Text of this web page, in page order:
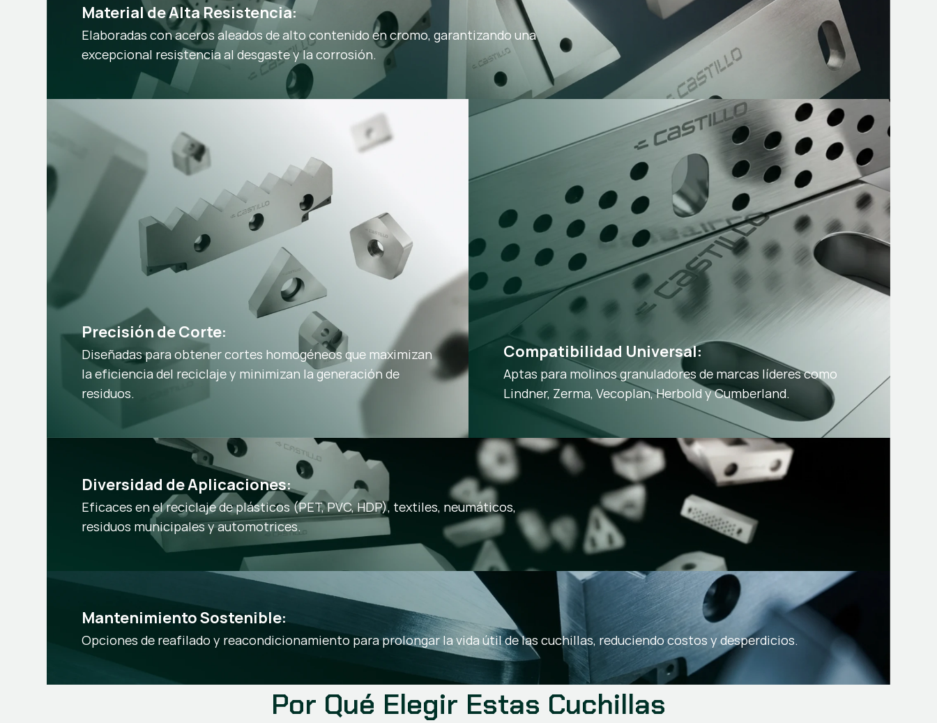
Material de Alta Resistencia:
Elaboradas con aceros aleados de alto contenido en cromo, garantizando una
excepcional resistencia al desgaste y la corrosión.
Precisión de Corte:
Diseñadas para obtener cortes homogéneos que maximizan
la eficiencia del reciclaje y minimizan la generación de
residuos.
Compatibilidad Universal:
Aptas para molinos granuladores de marcas líderes como
Lindner, Zerma, Vecoplan, Herbold y Cumberland.
Diversidad de Aplicaciones:
Eficaces en el reciclaje de plásticos (PET, PVC, HDP), textiles, neumáticos,
residuos municipales y automotrices.
Mantenimiento Sostenible:
Opciones de reafilado y reacondicionamiento para prolongar la vida útil de las cuchillas, reduciendo costos y desperdicios.
Por Qué Elegir Estas Cuchillas